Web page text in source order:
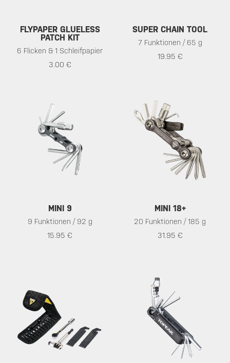
FLYPAPER GLUELESS
PATCH KIT
6 Flicken & 1 Schleifpapier
3.00 €
SUPER CHAIN TOOL
7 Funktionen / 65 g
19.95 €
MINI 9
9 Funktionen / 92 g
15.95 €
MINI 18+
20 Funktionen / 185 g
31.95 €